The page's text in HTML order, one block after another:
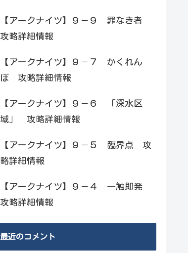
【アークナイツ】９－９ 罪なき者
攻略詳細情報
【アークナイツ】９－７ かくれん
ぼ 攻略詳細情報
【アークナイツ】９－６ 「深水区
域」 攻略詳細情報
【アークナイツ】９－５ 臨界点 攻
略詳細情報
【アークナイツ】９－４ 一触即発
攻略詳細情報
最近のコメント